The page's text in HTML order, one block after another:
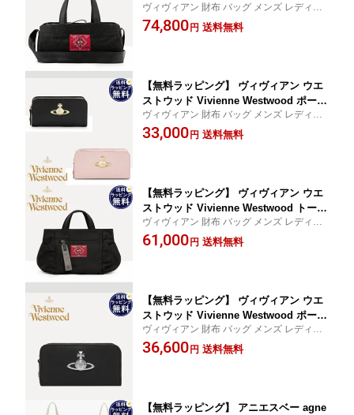
バッグ ショルダーバッグ クロスボディ
バッグ Paul Cylinder ユニセックス ブ
ヴィヴィアン 財布 バッグ メンズ レディー
ス 送料無料 正規品 新品 ギフト 記念日 お祝
い 入学祝 就職祝 クリスマス プレゼント
74,800 円 送料無料
【無料ラッピング】 ヴィヴィアン ウエ
ストウッド Vivienne Westwood ポーチ
Executive 限定 ブランド 正規品 新品 ギ
フト プレゼント 人気 おすすめ 誕生日
ヴィヴィアン 財布 バッグ メンズ レディー
ス 送料無料 正規品 新品 ギフト 記念日 お祝
い 入学祝 就職祝 クリスマス プレゼント
33,000 円 送料無料
【無料ラッピング】 ヴィヴィアン ウエ
ストウッド Vivienne Westwood トート
バッグ Henry Small 日本製 ブラック ブ
ランド 正規品 新品 ギフト プレゼント
ヴィヴィアン 財布 バッグ メンズ レディー
ス 送料無料 正規品 新品 ギフト 記念日 お祝
い 入学祝 就職祝 クリスマス プレゼント
61,000 円 送料無料
【無料ラッピング】 ヴィヴィアン ウエ
ストウッド Vivienne Westwood ポーチ
メタルオーブ ブラック ブランド 正規品
新品 ギフト プレゼント 人気 おすすめ
ヴィヴィアン 財布 バッグ メンズ レディー
ス 送料無料 正規品 新品 ギフト 記念日 お祝
い 入学祝 就職祝 クリスマス プレゼント
36,600 円 送料無料
【無料ラッピング】 アニエスベー agne